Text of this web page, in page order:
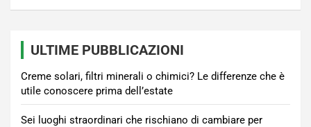
ULTIME PUBBLICAZIONI
Creme solari, filtri minerali o chimici? Le differenze che è
utile conoscere prima dell’estate
Sei luoghi straordinari che rischiano di cambiare per